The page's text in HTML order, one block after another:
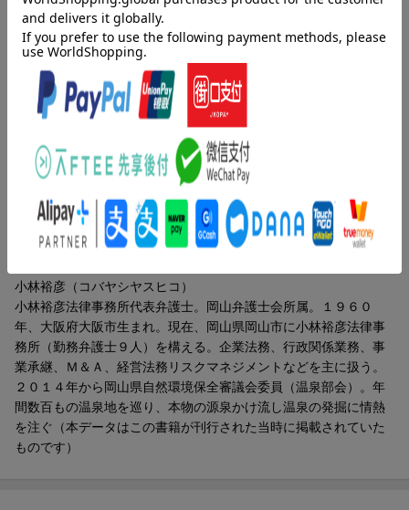
面白い話 第28話〜第29話
おまけの話 第30話
温泉インデックス＆ジャンル別温泉リスト
温泉が見つかること請け合いです！温泉にまつわるエピソード３
０と、ジャンル別リストを収録した温泉ガイドの決定版。
目次（「BOOK」データベースより）
第１部 満足できる源泉かけ流し温泉３２５選（満足できる宿泊
２００選／満足できる日帰り１２５選）／第２部 温泉にまつわ
る３０のお話（不思議な話／なまめかしい話／怖い話／困った話
／面白い話／おまけの話）／温泉インデックス＆ジャンル別温泉
リスト
著者情報（「BOOK」データベースより）
小林裕彦（コバヤシヤスヒコ）
小林裕彦法律事務所代表弁護士。岡山弁護士会所属。１９６０
年、大阪府大阪市生まれ。現在、岡山県岡山市に小林裕彦法律事
務所（勤務弁護士９人）を構える。企業法務、行政関係業務、事
業承継、Ｍ＆Ａ、経営法務リスクマネジメントなどを主に扱う。
２０１４年から岡山県自然環境保全審議会委員（温泉部会）。年
間数百もの温泉地を巡り、本物の源泉かけ流し温泉の発掘に情熱
を注ぐ（本データはこの書籍が刊行された当時に掲載されていた
ものです）